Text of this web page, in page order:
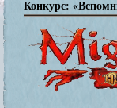
Конкурс: